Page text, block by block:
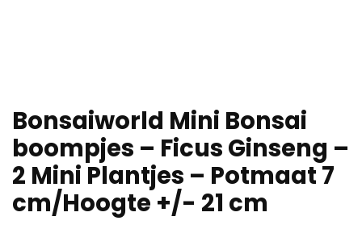
Bonsaiworld Mini Bonsai
boompjes – Ficus Ginseng –
2 Mini Plantjes – Potmaat 7
cm/Hoogte +/- 21 cm